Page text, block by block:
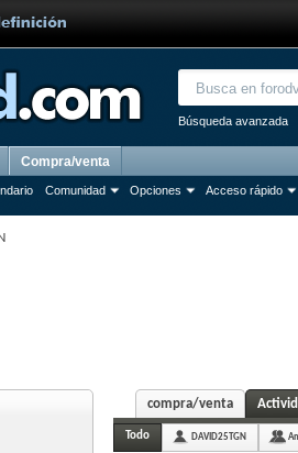
Búsqueda avanzada
Comunidad Opciones Acceso rápido
Compra/venta
compra/venta
Todo DAVID25TGN